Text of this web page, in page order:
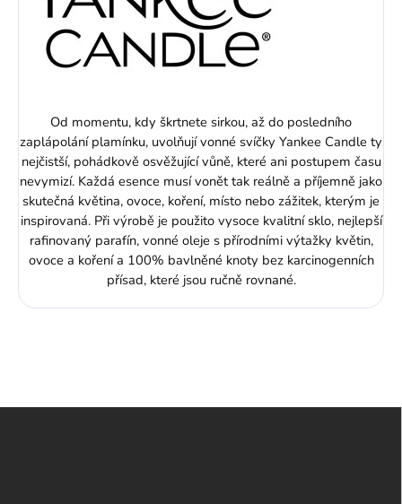
Od momentu, kdy škrtnete sirkou, až do posledního
zaplápolání plamínku, uvolňují vonné svíčky Yankee Candle ty
nejčistší, pohádkově osvěžující vůně, které ani postupem času
nevymizí. Každá esence musí vonět tak reálně a příjemně jako
skutečná květina, ovoce, koření, místo nebo zážitek, kterým je
inspirovaná. Při výrobě je použito vysoce kvalitní sklo, nejlepší
rafinovaný parafín, vonné oleje s přírodními výtažky květin,
ovoce a koření a 100% bavlněné knoty bez karcinogenních
přísad, které jsou ručně rovnané.